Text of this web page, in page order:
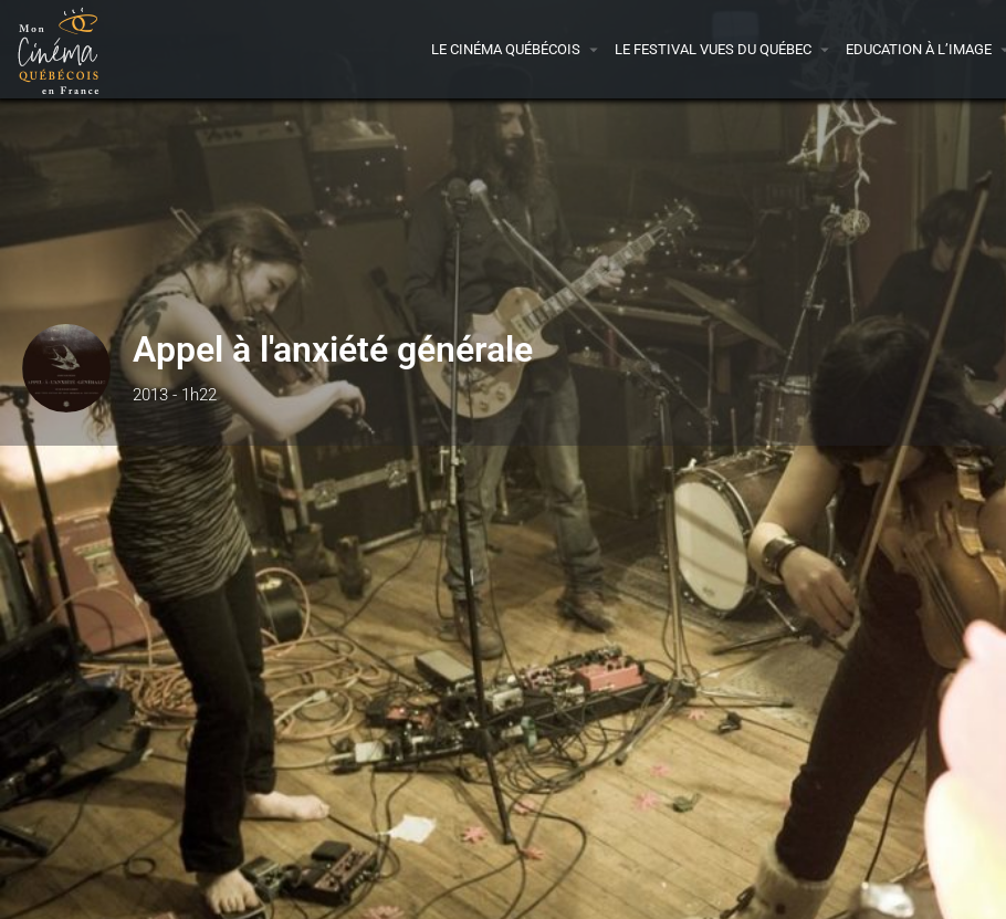
LE CINÉMA QUÉBÉCOIS LE FESTIVAL VUES DU QUÉBEC EDUCATION À L’IMAGE
Appel à l'anxiété générale
2013 - 1h22
Détails Presse Avis
J'aime Donnez votre avis Partagez
Réalisé par :
Hélène Klodawsky
L'histoire
Un groupe rock peut-il devenir le village nécessaire pour élever un enfant? Nous suivons Thee Silver
Mt. Zion Memorial Orchestra, le groupe montréalais de renommée internationale qui a accepté
d’accueillir un bébé au sein de sa tribu en tournée.
Affiche